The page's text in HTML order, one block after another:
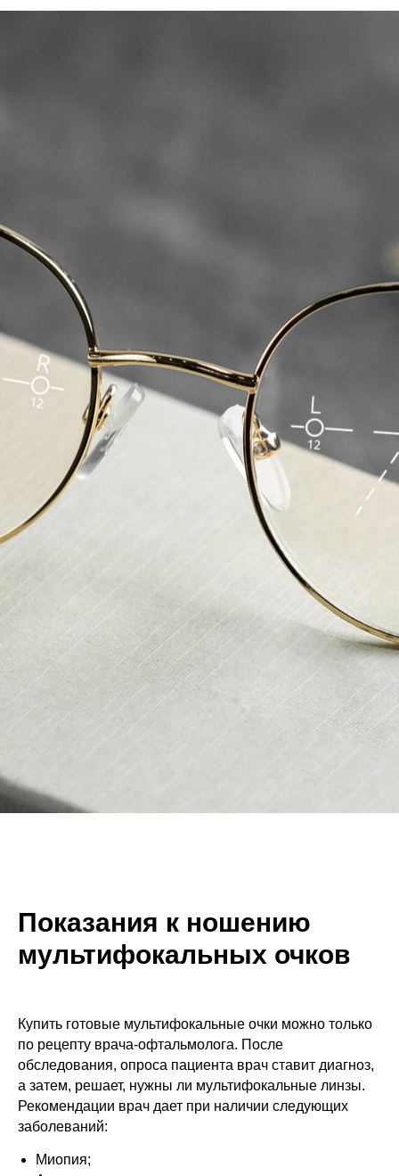
Показания к ношению
мультифокальных очков
Купить готовые мультифокальные очки можно только
по рецепту врача-офтальмолога. После
обследования, опроса пациента врач ставит диагноз,
а затем, решает, нужны ли мультифокальные линзы.
Рекомендации врач дает при наличии следующих
заболеваний:
Миопия;